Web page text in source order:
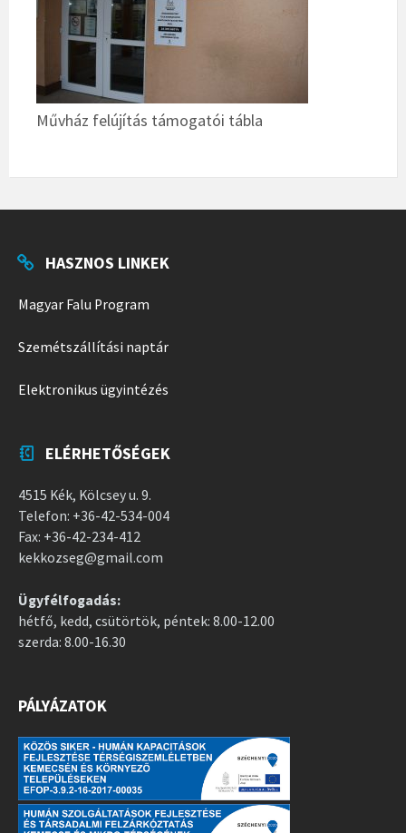
Művház felújítás támogatói tábla
HASZNOS LINKEK
Magyar Falu Program
Szemétszállítási naptár
Elektronikus ügyintézés
ELÉRHETŐSÉGEK
4515 Kék, Kölcsey u. 9.
Telefon: +36-42-534-004
Fax: +36-42-234-412
kekkozseg@gmail.com
Ügyfélfogadás:
hétfő, kedd, csütörtök, péntek: 8.00-12.00
szerda: 8.00-16.30
PÁLYÁZATOK